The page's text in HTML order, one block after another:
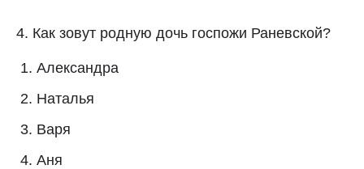
4. Как зовут родную дочь госпожи Раневской?
Александра
Наталья
Варя
Аня